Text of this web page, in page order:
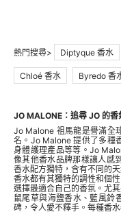
熱門搜尋> Diptyque 香水
Chloé 香水 Byredo 香
JO MALONE：追尋 JO 的香
Jo Malone 祖馬龍是譽滿全
名。Jo Malone 提供了多種
身體護理產品等等。Jo
像其他香水品牌那樣讓人感
香水配方獨特，含有不同的
香水都有其獨特的調性和個
選擇最適合自己的香氛。尤
鼠尾草與海鹽香水、藍風鈴
碑，令人愛不釋手。每種香